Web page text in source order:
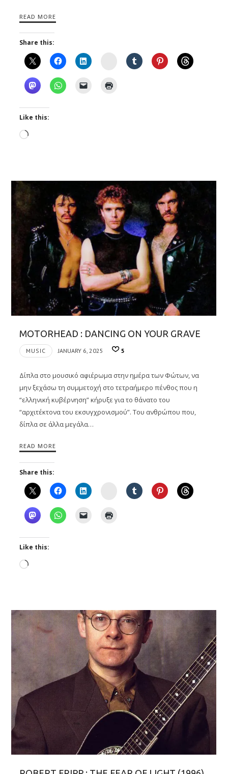
READ MORE
Share this:
Instagram
Like this:
Loading…
MOTORHEAD : DANCING ON YOUR GRAVE
MUSIC JANUARY 6, 2025 5
Δίπλα στο μουσικό αφιέρωμα στην ημέρα των Φώτων, να
μην ξεχάσω τη συμμετοχή στο τετραήμερο πένθος που η
“ελληνική κυβέρνηση” κήρυξε για το θάνατο του
“αρχιτέκτονα του εκσυγχρονισμού”. Του ανθρώπου που,
δίπλα σε άλλα μεγάλα…
READ MORE
Share this:
Instagram
Like this:
Loading…